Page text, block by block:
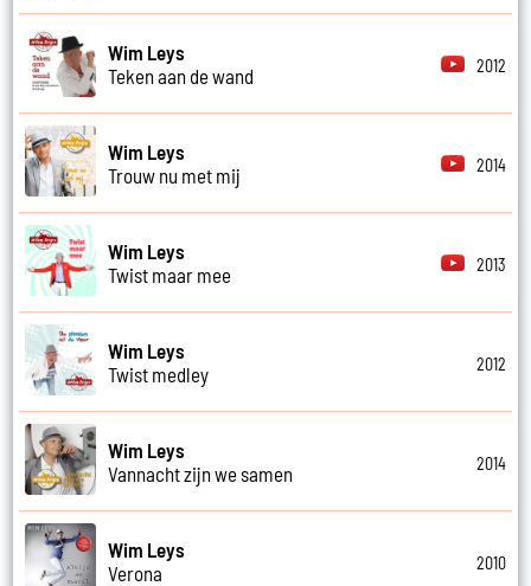
Wim Leys
Teken aan de wand
2012
Wim Leys
Trouw nu met mij
2014
Wim Leys
Twist maar mee
2013
Wim Leys
Twist medley
2012
Wim Leys
Vannacht zijn we samen
2014
Wim Leys
Verona
2010